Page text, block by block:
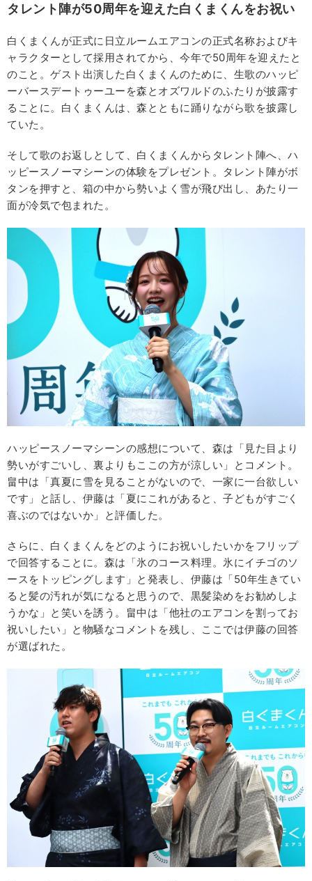
タレント陣が50周年を迎えた白くまくんをお祝い
白くまくんが正式に日立ルームエアコンの正式名称およびキ
ャラクターとして採用されてから、今年で50周年を迎えたと
のこと。ゲスト出演した白くまくんのために、生歌のハッピ
ーバースデートゥーユーを森とオズワルドのふたりが披露す
ることに。白くまくんは、森とともに踊りながら歌を披露し
ていた。
そして歌のお返しとして、白くまくんからタレント陣へ、ハ
ッピースノーマシーンの体験をプレゼント。タレント陣がボ
タンを押すと、箱の中から勢いよく雪が飛び出し、あたり一
面が冷気で包まれた。
ハッピースノーマシーンの感想について、森は「見た目より
勢いがすごいし、裏よりもここの方が涼しい」とコメント。
畠中は「真夏に雪を見ることがないので、一家に一台欲しい
です」と話し、伊藤は「夏にこれがあると、子どもがすごく
喜ぶのではないか」と評価した。
さらに、白くまくんをどのようにお祝いしたいかをフリップ
で回答することに。森は「氷のコース料理。氷にイチゴのソ
ースをトッピングします」と発表し、伊藤は「50年生きてい
ると髪の汚れが気になると思うので、黒髪染めをお勧めしよ
うかな」と笑いを誘う。畠中は「他社のエアコンを割ってお
祝いしたい」と物騒なコメントを残し、ここでは伊藤の回答
が選ばれた。